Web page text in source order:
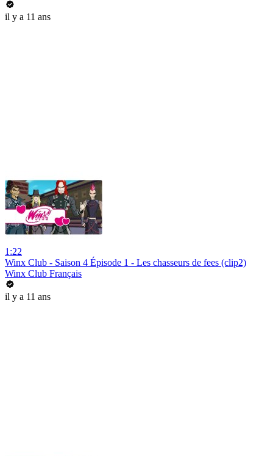
il y a 11 ans
1:22
Winx Club - Saison 4 Épisode 1 - Les chasseurs de fees (clip2)
Winx Club Français
il y a 11 ans